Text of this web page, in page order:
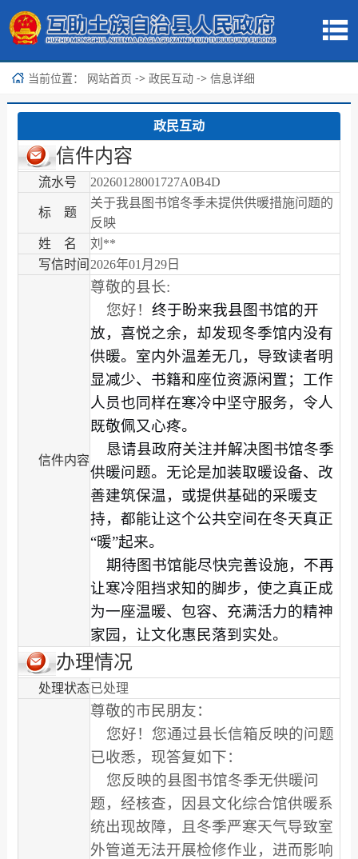
当前位置： 网站首页 -> 政民互动 -> 信息详细
政民互动
信件内容
流水号 20260128001727A0B4D
标 题
关于我县图书馆冬季未提供供暖措施问题的
反映
姓 名
刘**
写信时间 2026年01月29日
信件内容
尊敬的县长:
您好！ 终于盼来我县图书馆的开
放，喜悦之余，却发现冬季馆内没有
供暖。室内外温差无几，导致读者明
显减少、书籍和座位资源闲置；工作
人员也同样在寒冷中坚守服务，令人
既敬佩又心疼。
恳请县政府关注并解决图书馆冬季
供暖问题。无论是加装取暖设备、改
善建筑保温，或提供基础的采暖支
持，都能让这个公共空间在冬天真正
“暖”起来。
期待图书馆能尽快完善设施，不再
让寒冷阻挡求知的脚步，使之真正成
为一座温暖、包容、充满活力的精神
家园，让文化惠民落到实处。
办理情况
处理状态已处理
尊敬的市民朋友：
您好！您通过县长信箱反映的问题
已收悉，现答复如下：
您反映的县图书馆冬季无供暖问
题，经核查，因县文化综合馆供暖系
统出现故障，且冬季严寒天气导致室
外管道无法开展检修作业，进而影响